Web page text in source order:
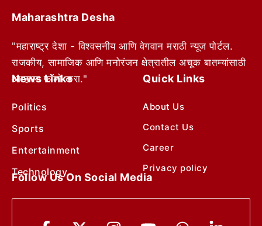
Maharashtra Desha
"महाराष्ट्र देशा - विश्वसनीय आणि वेगवान मराठी न्यूज पोर्टल.
राजकीय, सामाजिक आणि मनोरंजन क्षेत्रातील अचूक बातम्यांसाठी
आम्हाला फॉलो करा."
News Links
Politics
Sports
Entertainment
Technology
Quick Links
About Us
Contact Us
Career
Privacy policy
Follow Us On Social Media